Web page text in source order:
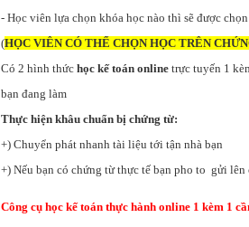
- Học viên lựa chọn khóa học nào thì sẽ được
(HỌC VIÊN CÓ THỂ CHỌN HỌC TRÊN
Có 2 hình thức học kế toán online trực tuyến 1
bạn đang làm
Thực hiện khâu chuẩn bị chứng từ:
+) Chuyển phát nhanh tài liệu tới tận nhà bạn
+) Nếu bạn có chứng từ thực tế bạn pho to gửi
Công cụ học kế toán thực hành online 1 kèm 1